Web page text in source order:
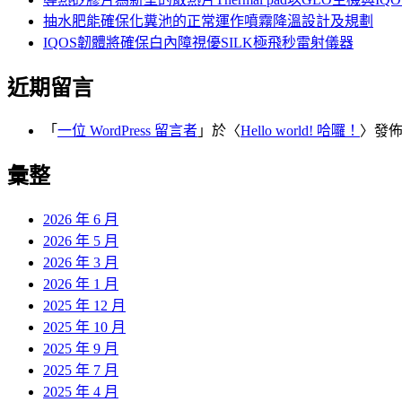
抽水肥能確保化糞池的正常運作噴霧降溫設計及規劃
IQOS韌體將確保白內障視優SILK極飛秒雷射儀器
近期留言
「 一位 WordPress 留言者 」於〈Hello world! 哈囉！ 〉發
彙整
2026 年 6 月
2026 年 5 月
2026 年 3 月
2026 年 1 月
2025 年 12 月
2025 年 10 月
2025 年 9 月
2025 年 7 月
2025 年 4 月